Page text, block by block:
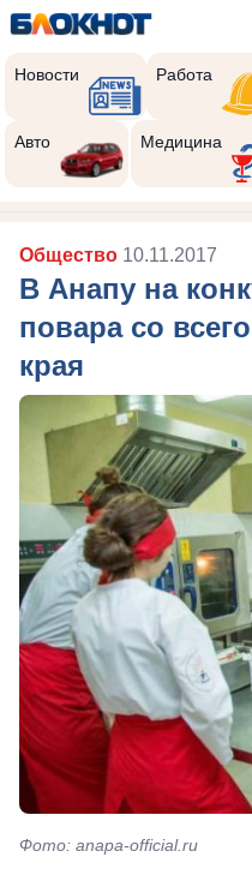
Новости Работа
Авто Медицина
Общество 10.11.2017
В Анапу на
повара со
края
Фото: anapa-official.ru